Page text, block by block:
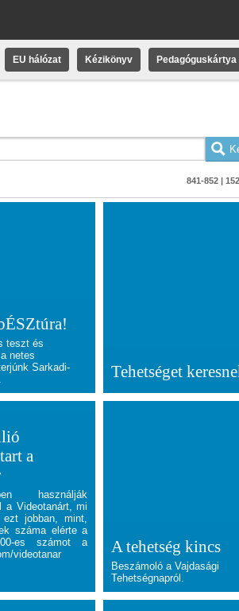
EU hálózat Kézikönyv Pedagóguskártya
841-852 |
teszt és
netes
Sarkadi-
Tehetséget
a
használják
a Videotanárt, mi
jobban, mint,
száma elérte a
es számot a
videotanar
A tehetség kincs
Beszámoló a Vajdasági
Tehetségnapról.